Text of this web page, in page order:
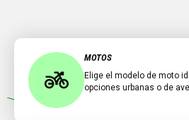
MOTOS
Elige el modelo de moto
opciones urbanas o de